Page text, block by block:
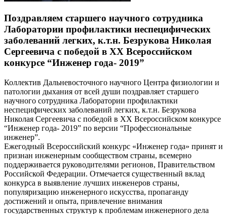
Поздравляем старшего научного сотрудника
Лаборатории профилактики неспецифических
заболеваний легких, к.т.н. Безрукова Николая
Сергеевича с победой в ХХ Всероссийском
конкурсе “Инженер года- 2019”
Коллектив Дальневосточного научного Центра физиологии и
патологии дыхания от всей души поздравляет старшего
научного сотрудника Лаборатории профилактики
неспецифических заболеваний легких, к.т.н. Безрукова
Николая Сергеевича с победой в ХХ Всероссийском конкурсе
“Инженер года- 2019” по версии “Профессиональные
инженер”.
Ежегодный Всероссийский конкурс «Инженер года» принят и
признан инженерным сообществом страны, всемерно
поддерживается руководителями регионов, Правительством
Российской Федерации. Отмечается существенный вклад
конкурса в выявление лучших инженеров страны,
популяризацию инженерного искусства, пропаганду
достижений и опыта, привлечение внимания
государственных структур к проблемам инженерного дела